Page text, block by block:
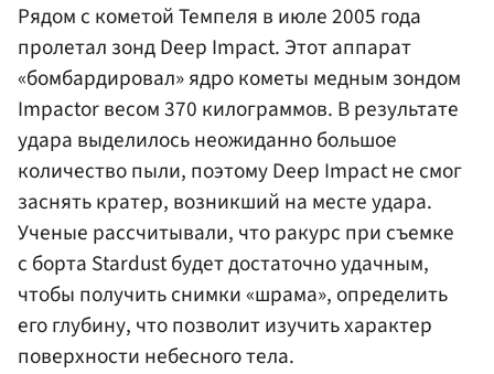
Рядом с кометой Темпеля в июле 2005 года
пролетал зонд Deep Impact. Этот аппарат
«бомбардировал» ядро кометы медным зондом
Impactor весом 370 килограммов. В результате
удара выделилось неожиданно большое
количество пыли, поэтому Deep Impact не смог
заснять кратер, возникший на месте удара.
Ученые рассчитывали, что ракурс при съемке
с борта Stardust будет достаточно удачным,
чтобы получить снимки «шрама», определить
его глубину, что позволит изучить характер
поверхности небесного тела.